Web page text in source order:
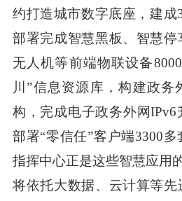
约打造城市数字底座，建成
部署完成智慧黑板、智慧
无人机等前端物联设备
川”信息资源库，构建政务
构，完成电子政务外网
部署“零信任”客户端3300
指挥中心正是这些智慧应用
将依托大数据、云计算等